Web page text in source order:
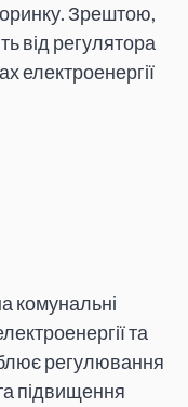
Зрештою,
від регулятора
електроенергії
комунальні
та
регулювання
підвищення